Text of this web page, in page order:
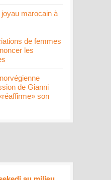
marocain à
de femmes
les
de Gianni
son